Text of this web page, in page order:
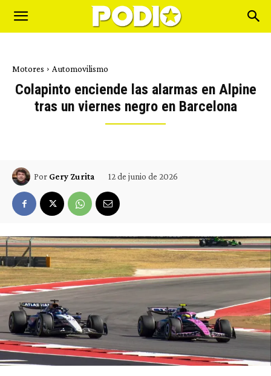
Motores Automovilismo
Colapinto enciende las alarmas en Alpine
tras un viernes negro en Barcelona
Por Gery Zurita 12 de junio de 2026